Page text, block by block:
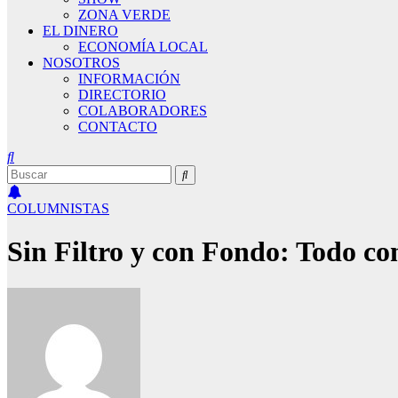
ZONA VERDE
EL DINERO
ECONOMÍA LOCAL
NOSOTROS
INFORMACIÓN
DIRECTORIO
COLABORADORES
CONTACTO
COLUMNISTAS
Sin Filtro y con Fondo: Todo